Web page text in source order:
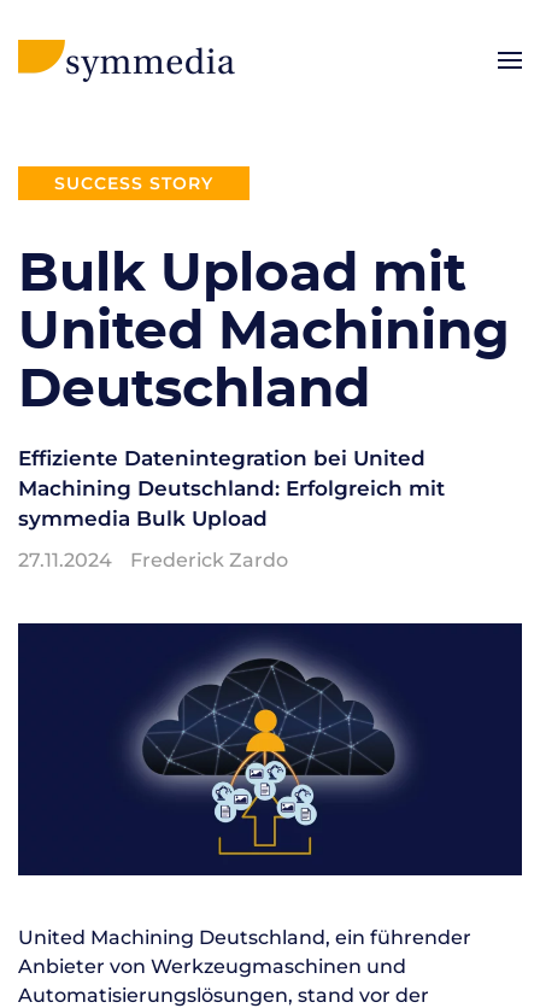
SUCCESS STORY
Bulk Upload mit
United Machining
Deutschland
Effiziente Datenintegration bei United
Machining Deutschland: Erfolgreich mit
symmedia Bulk Upload
27.11.2024 Frederick Zardo
United Machining Deutschland, ein führender
Anbieter von Werkzeugmaschinen und
Automatisierungslösungen, stand vor der